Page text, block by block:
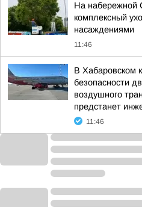
На набережной
комплексный
насаждениями
11:46
В Хабаровском
безопасности
воздушного
предстанет
11:46